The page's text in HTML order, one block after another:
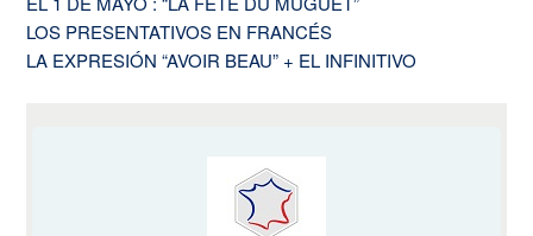
LOS PRESENTATIVOS EN FRANCÉS
LA EXPRESIÓN “AVOIR BEAU” + EL INFINITIVO